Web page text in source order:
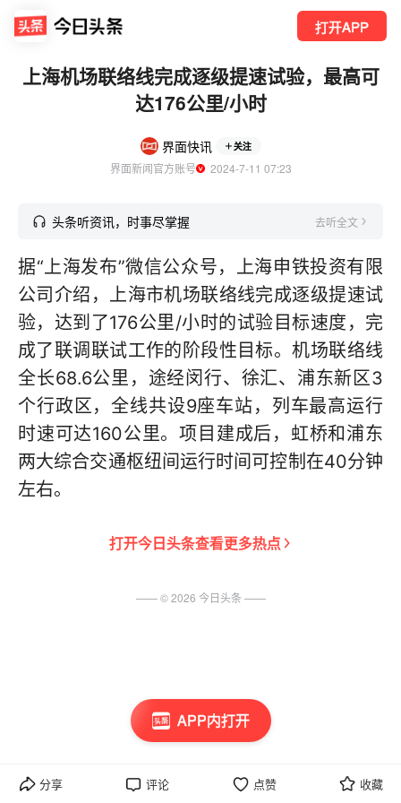
打开APP
APP内打开
上海机场联络线完成逐级提速试验，最高可
达176公里/小时
界面快讯 关注
界面新闻官方账号
  2024-7-11 07:23
头条听资讯，时事尽掌握 去听全文
据“上海发布”微信公众号，上海申铁投资有限
公司介绍，上海市机场联络线完成逐级提速试
验，达到了176公里/小时的试验目标速度，完
成了联调联试工作的阶段性目标。机场联络线
全长68.6公里，途经闵行、徐汇、浦东新区3
个行政区，全线共设9座车站，列车最高运行
时速可达160公里。项目建成后，虹桥和浦东
两大综合交通枢纽间运行时间可控制在40分钟
左右。
打开今日头条查看更多热点
分享 评论 点赞 收藏
—— ©2026 今日头条 ——